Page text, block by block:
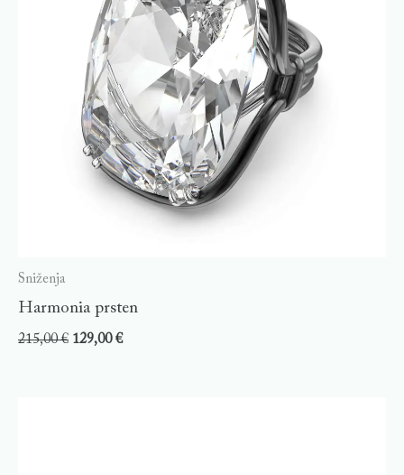
Sniženja
Harmonia prsten
215,00€ 129,00€